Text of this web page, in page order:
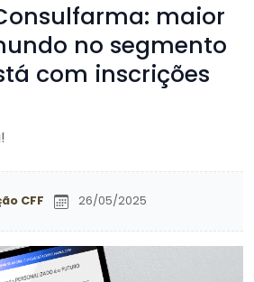
maior
no segmento
com inscrições
CFF 26/05/2025